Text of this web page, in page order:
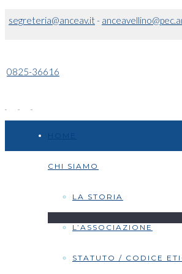
segreteria@anceav.it-
0825-36616
CHI SIAMO
LA STORIA
L’ASSOCIAZIONE
STATUTO / CODICE